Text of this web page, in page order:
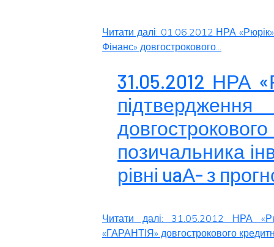
Читати далі: 01.06.2012 НРА
Фінанс» довгострокового...
31.05.2012 НРА
позичальника
рівні uaА- з
Читати далі: 31.05.2012 НРА
«ГАРАНТІЯ» довгострокового